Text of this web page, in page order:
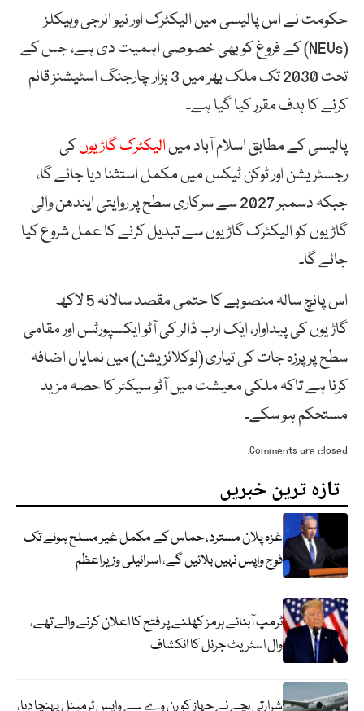
حکومت نے اس پالیسی میں الیکٹرک اور نیو انرجی وہیکلز
(NEVs) کے فروغ کو بھی خصوصی اہمیت دی ہے، جس کے
تحت 2030 تک ملک بھر میں 3 ہزار چارجنگ اسٹیشنز قائم
کرنے کا ہدف مقرر کیا گیا ہے۔
پالیسی کے مطابق اسلام آباد میںالیکٹرک گاڑیوںکی
رجسٹریشن اور ٹوکن ٹیکس میں مکمل استثنا دیا جائے گا،
جبکہ دسمبر 2027 سے سرکاری سطح پر روایتی ایندھن والی
گاڑیوں کو الیکٹرک گاڑیوں سے تبدیل کرنے کا عمل شروع کیا
جائے گا۔
اس پانچ سالہ منصوبے کا حتمی مقصد سالانہ 5 لاکھ
گاڑیوں کی پیداوار، ایک ارب ڈالر کی آٹو ایکسپورٹس اور مقامی
سطح پر پرزہ جات کی تیاری (لوکلائزیشن) میں نمایاں اضافہ
کرنا ہے تاکہ ملکی معیشت میں آٹو سیکٹر کا حصہ مزید
مستحکم ہو سکے۔
Comments are closed.
تازہ ترین خبریں
غزہ پلان مسترد، حماس کے مکمل غیر مسلح ہونے تک
فوج واپس نہیں بلائیں گے، اسرائیلی وزیراعظم
ٹرمپ آبنائے ہرمز کھلنے پر فتح کا اعلان کرنے والے تھے،
وال اسٹریٹ جرنل کا انکشاف
شرارتی بچے نے جہاز کو رن وے سے واپس ٹرمینل پہنچا دیا،